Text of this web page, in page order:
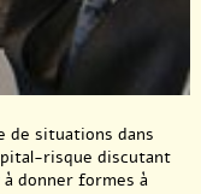
de situations dans
risque discutant
donner formes à